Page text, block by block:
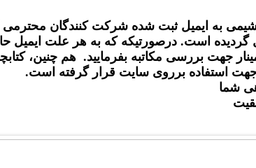
به ایمیل ثبت شده شرکت کنندگان محترمی
گردیده است. درصورتیکه که به هر علت ایمیل
جهت بررسی مکاتبه بفرمایید. هم چنین،
استفاده برروی سایت قرار گرفته است.
شما